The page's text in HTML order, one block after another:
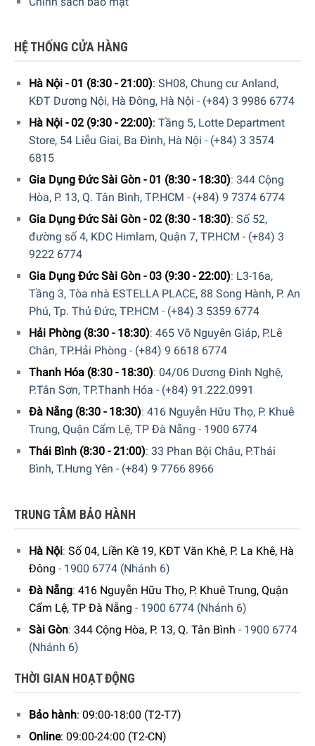
Rượu Vang Đỏ Chateau De Rieux Aoc Minervois Famille
Fabre với sắc ngọc hồng lựu mạnh mẽ, cùng với mùi của
trái cây chín đỏ, pha với mùi của quả ô liu đen giúp bạn
thưởng thức rượu vang phong phú hơn, hài hòa cùng với
độ đậm mạnh mẽ. Tannin tan chảy trong miệng, được kéo
dài cùng với vị cay, peppery đặc trưng của rượu. Famille
Fabre Chateau De Rieux Demi Muid có độ cô đặc, hương
thơm ccủa trái cây đen ( quả dâu đen ) pha một chút violet.
Có thể dùng Rượu Vang Đỏ Chateau De Rieux Aoc
Minervois Famille Fabre kết hợp cùng với thịt bò nướng,
hay ức vịt chấm cùng với tương ớt. Bảo quản tốt nhất ở
nhiệt độ 16 – 18 ° C
HỆ THỐNG CỬA HÀNG
Hà Nội - 01 (8:30 - 21:00): SH08, Chung cư Anland,
KĐT Dương Nội, Hà Đông, Hà Nội - (+84) 3 9986 6774
Hà Nội - 02 (9:30 - 22:00): Tầng 5, Lotte Department
Store, 54 Liễu Giai, Ba Đình, Hà Nội - (+84) 3 3574
6815
Gia Dụng Đức Sài Gòn - 01 (8:30 - 18:30): 344 Cộng
Hòa, P. 13, Q. Tân Bình, TP.HCM - (+84) 9 7374 6774
Gia Dụng Đức Sài Gòn - 02 (8:30 - 18:30): Số 52,
đường số 4, KDC Himlam, Quận 7, TP.HCM - (+84) 3
9222 6774
Gia Dụng Đức Sài Gòn - 03 (9:30 - 22:00): L3-16a,
Tầng 3, Tòa nhà ESTELLA PLACE, 88 Song Hành, P. An
Phú, Tp. Thủ Đức, TP.HCM - (+84) 3 5359 6774
Hải Phòng (8:30 - 18:30): 465 Võ Nguyên Giáp, P.Lê
Chân, TP.Hải Phòng - (+84) 9 6618 6774
Thanh Hóa (8:30 - 18:30): 04/06 Dương Đình Nghệ,
P.Tân Sơn, TP.Thanh Hóa - (+84) 91.222.0991
Đà Nẵng (8:30 - 18:30): 416 Nguyễn Hữu Thọ, P. Khuê
Trung, Quận Cẩm Lệ, TP Đà Nẵng - 1900 6774
Thái Bình (8:30 - 21:00): 33 Phan Bội Châu, P.Thái
Bình, T.Hưng Yên - (+84) 9 7766 8966
TRUNG TÂM BẢO HÀNH
Hà Nội: Số 04, Liền Kề 19, KĐT Văn Khê, P. La Khê, Hà
Đông - 1900 6774 (Nhánh 6)
Đà Nẵng: 416 Nguyễn Hữu Thọ, P. Khuê Trung, Quận
Cẩm Lệ, TP Đà Nẵng - 1900 6774 (Nhánh 6)
Sài Gòn: 344 Cộng Hòa, P. 13, Q. Tân Bình - 1900 6774
(Nhánh 6)
THỜI GIAN HOẠT ĐỘNG
Bảo hành: 09:00-18:00 (T2-T7)
Online: 09:00-24:00 (T2-CN)